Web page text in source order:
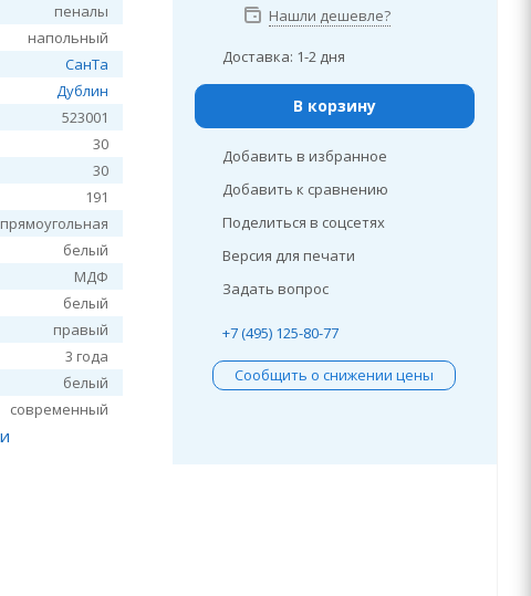
пеналы
напольный
СанТа
Дублин
523001
30
30
191
прямоугольная
белый
МДФ
белый
правый
3 года
белый
современный
Нашли дешевле?
Доставка: 1-2 дня
В корзину
Добавить в избранное
Добавить к сравнению
Поделиться в соцсетях
Версия для печати
Задать вопрос
+7 (495) 125-80-77
Сообщить о снижении цены